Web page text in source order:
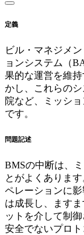
定義
ビル・マネジメ
ョンシステム（
果的な運営を維
かし、これらの
院など、ミッシ
です。
問題記述
BMSの中断は、
とがよくありま
ペレーションに
は成長し、ます
ットを介して制
安全でないプロ